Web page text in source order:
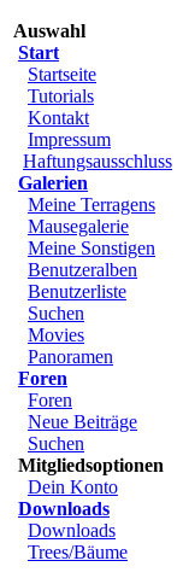
Auswahl
Start
Startseite
Tutorials
Kontakt
Impressum
Haftungsausschluss
Galerien
Meine Terragens
Mausegalerie
Meine Sonstigen
Benutzeralben
Benutzerliste
Suchen
Movies
Panoramen
Foren
Foren
Neue Beiträge
Suchen
Mitgliedsoptionen
Dein Konto
Downloads
Downloads
Trees/Bäume